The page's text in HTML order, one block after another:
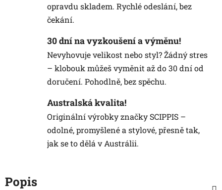
opravdu skladem. Rychlé odeslání, bez
čekání.
30 dní na vyzkoušení a výměnu!
Nevyhovuje velikost nebo styl? Žádný stres
– klobouk můžeš vyměnit až do 30 dní od
doručení. Pohodlně, bez spěchu.
Australská kvalita!
Originální výrobky značky SCIPPIS –
odolné, promyšlené a stylové, přesně tak,
jak se to dělá v Austrálii.
Popis